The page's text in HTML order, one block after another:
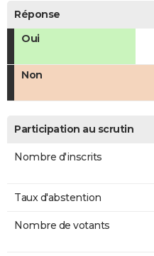
Réponse
Oui
Non
Participation au scrutin
Nombre d'inscrits
Taux d'abstention
Nombre de votants